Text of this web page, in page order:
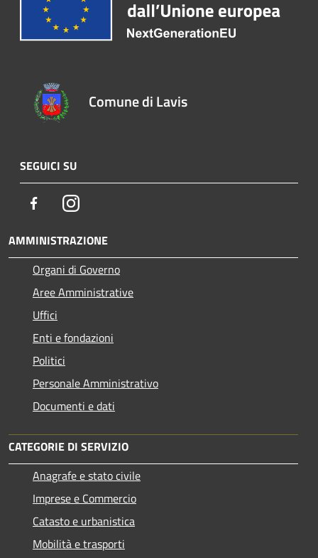
Comune di Lavis
SEGUICI SU
FacebookInstagram
AMMINISTRAZIONE
Organi di Governo
Aree Amministrative
Uffici
Enti e fondazioni
Politici
Personale Amministrativo
Documenti e dati
CATEGORIE DI SERVIZIO
Anagrafe e stato civile
Imprese e Commercio
Catasto e urbanistica
Mobilità e trasporti